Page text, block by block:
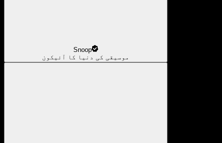
Snoop
موسیقی کی دنیا کا آئیکون